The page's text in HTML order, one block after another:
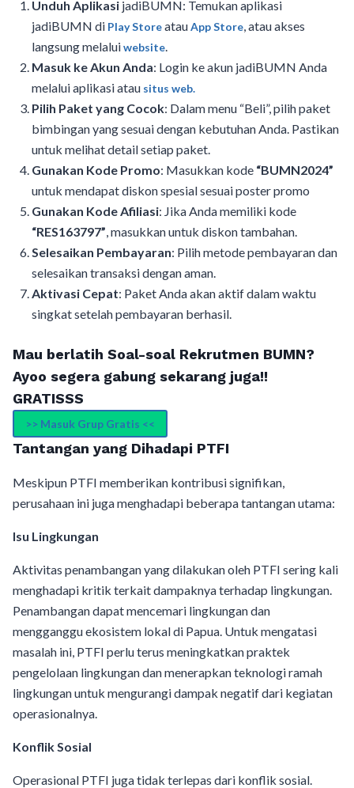
Unduh Aplikasi jadiBUMN: Temukan aplikasi
jadiBUMN di Play StoreatauApp Store, atau akses
langsung melaluiwebsite.
Masuk ke Akun Anda: Login ke akun jadiBUMN Anda
melalui aplikasi atau situs web.
Pilih Paket yang Cocok: Dalam menu “Beli”, pilih paket
bimbingan yang sesuai dengan kebutuhan Anda. Pastikan
untuk melihat detail setiap paket.
Gunakan Kode Promo: Masukkan kode “BUMN2024”
untuk mendapat diskon spesial sesuai poster promo
Gunakan Kode Afiliasi: Jika Anda memiliki kode
“RES163797”, masukkan untuk diskon tambahan.
Selesaikan Pembayaran: Pilih metode pembayaran dan
selesaikan transaksi dengan aman.
Aktivasi Cepat: Paket Anda akan aktif dalam waktu
singkat setelah pembayaran berhasil.
Mau berlatih Soal-soal Rekrutmen BUMN?
Ayoo segera gabung sekarang juga!!
GRATISSS
>> Masuk Grup Gratis <<
Tantangan yang Dihadapi PTFI
Meskipun PTFI memberikan kontribusi signifikan,
perusahaan ini juga menghadapi beberapa tantangan utama:
Isu Lingkungan
Aktivitas penambangan yang dilakukan oleh PTFI sering kali
menghadapi kritik terkait dampaknya terhadap lingkungan.
Penambangan dapat mencemari lingkungan dan
mengganggu ekosistem lokal di Papua. Untuk mengatasi
masalah ini, PTFI perlu terus meningkatkan praktek
pengelolaan lingkungan dan menerapkan teknologi ramah
lingkungan untuk mengurangi dampak negatif dari kegiatan
operasionalnya.
Konflik Sosial
Operasional PTFI juga tidak terlepas dari konflik sosial.